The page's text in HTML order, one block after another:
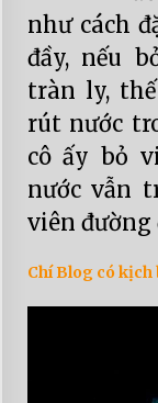
như cách
đầy, nếu
tràn ly,
rút nước
cô ấy bỏ
nước vẫn
viên đường
Chí Blog có